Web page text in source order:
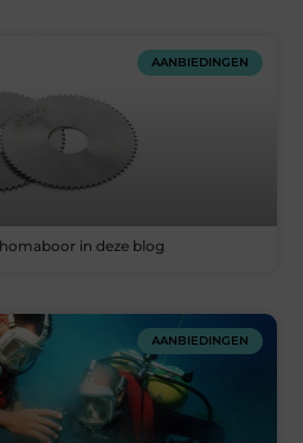
AANBIEDINGEN
in deze blog
AANBIEDINGEN